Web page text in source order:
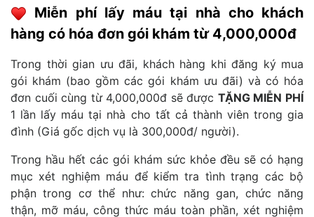
Miễn phí lấy máu tại nhà cho khách
hàng có hóa đơn gói khám từ 4,000,000đ
Trong thời gian ưu đãi, khách hàng khi đăng ký mua
gói khám (bao gồm các gói khám ưu đãi) và có hóa
đơn cuối cùng từ 4,000,000đ sẽ được TẶNG MIỄN PHÍ
1 lần lấy máu tại nhà cho tất cả thành viên trong gia
đình (Giá gốc dịch vụ là 300,000đ/ người).
Trong hầu hết các gói khám sức khỏe đều sẽ có hạng
mục xét nghiệm máu để kiểm tra tình trạng các bộ
phận trong cơ thể như: chức năng gan, chức năng
thận, mỡ máu, công thức máu toàn phần, xét nghiệm